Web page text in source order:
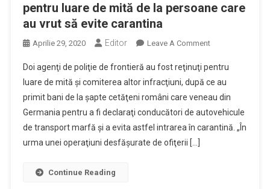
pentru luare de mită de la persoane care
au vrut să evite carantina
Aprilie 29, 2020 Editor Leave A CommentOn
Doi
Poliţişti
De
Frontieră,
Reţinuţi
Doi agenţi de poliţie de frontieră au fost reţinuţi pentru
luare de mită şi comiterea altor infracţiuni, după ce au
primit bani de la şapte cetăţeni români care veneau din
Germania pentru a fi declaraţi conducători de autovehicule
de transport marfă şi a evita astfel intrarea în carantină. „În
urma unei operaţiuni desfăşurate de ofiţerii […]
Continue Reading